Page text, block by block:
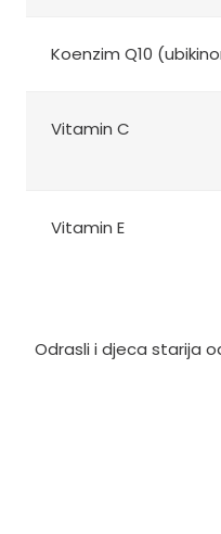
Koenzim Q10
Vitamin C
Vitamin E
Odrasli i djeca starija